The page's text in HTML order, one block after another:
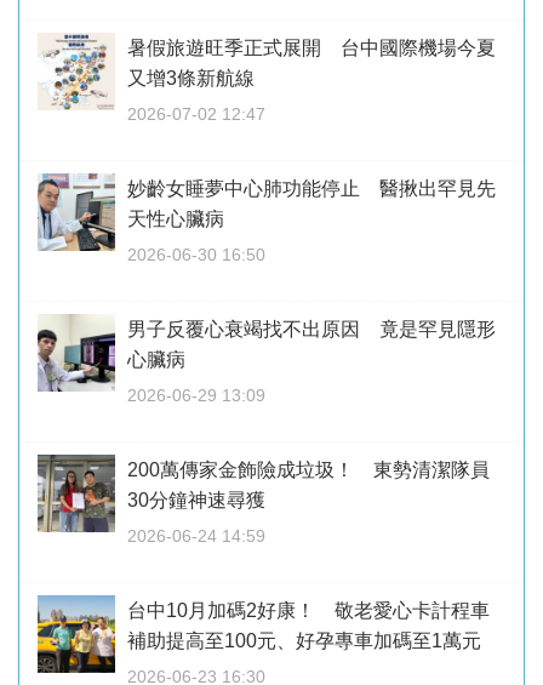
暑假旅遊旺季正式展開 台中國際機場今夏
又增3條新航線
2026-07-02 12:47
妙齡女睡夢中心肺功能停止 醫揪出罕見先
天性心臟病
2026-06-30 16:50
男子反覆心衰竭找不出原因 竟是罕見隱形
心臟病
2026-06-29 13:09
200萬傳家金飾險成垃圾！ 東勢清潔隊員
30分鐘神速尋獲
2026-06-24 14:59
台中10月加碼2好康！ 敬老愛心卡計程車
補助提高至100元、好孕專車加碼至1萬元
2026-06-23 16:30